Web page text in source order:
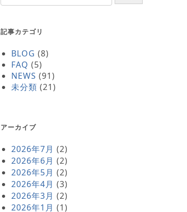
記事カテゴリ
BLOG (8)
FAQ (5)
NEWS (91)
未分類 (21)
アーカイブ
2026年7月 (2)
2026年6月 (2)
2026年5月 (2)
2026年4月 (3)
2026年3月 (2)
2026年1月 (1)